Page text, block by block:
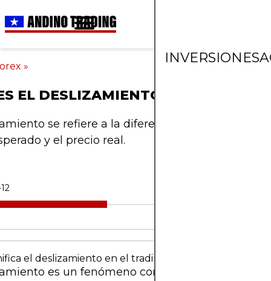
INVERSIONES
»
EL DESLIZAMIENTO Y POR QUÉ
se refiere a la diferencia entre la
y el precio real.
el deslizamiento en el trading?
es un fenómeno común en los mercados